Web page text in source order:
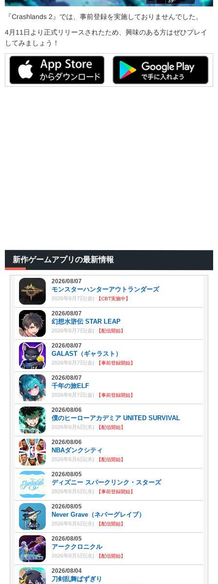
『Crashlands 2』では、事前登録を実施しておりませんでした。
4月11日より正式リリースされたため、興味のある方はぜひプレイ
してみましょう！
新作ゲームアプリの最新情報
2026/08/07
モンスターハンターアウトランダーズ
2026年8月7日(金) 【CBT実施中】
2026/08/07
幻想水滸伝 STAR LEAP
2026年8月7日(金) 【配信開始】
2026/08/07
GALAST（ギャラスト）
2026年8月7日(金) 【事前登録開始】
2026/08/07
千年の旅ELF
2026年8月7日(金) 【事前登録開始】
2026/08/06
僕のヒーローアカデミア UNITED SURVIVAL
2026年8月6日(木) 【配信開始】
2026/08/06
NBAダンクシティ
2026年8月6日(木) 【配信開始】
2026/08/05
ディズニー スパークリンク・スターズ
2026年8月5日(水) 【事前登録開始】
2026/08/05
Never Grave（ネバーグレイブ）
2026年8月5日(水) 【配信開始】
2026/08/05
アーククロニクル
2026年8月5日(水) 【配信開始】
2026/08/04
刀剣乱舞ぱずぎり